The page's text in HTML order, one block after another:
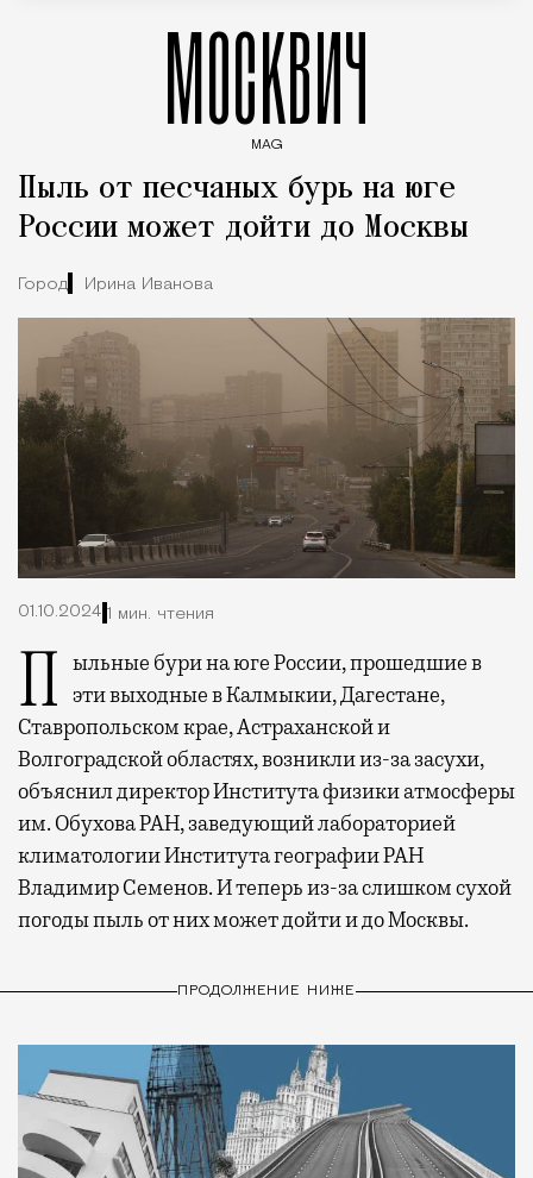
МОСКВИЧ
MAG
Пыль от песчаных бурь на юге
России может дойти до Москвы
Город Ирина Иванова
01.10.2024 1 мин. чтения
Пыльные бури на юге России, прошедшие в эти выходные в Калмыкии, Дагестане,
Ставропольском крае, Астраханской и
Волгоградской областях, возникли из-за засухи,
объяснил директор Института физики атмосферы
им. Обухова РАН, заведующий лабораторией
климатологии Института географии РАН
Владимир Семенов. И теперь из-за слишком сухой
погоды пыль от них может дойти и до Москвы.
ПРОДОЛЖЕНИЕ НИЖЕ